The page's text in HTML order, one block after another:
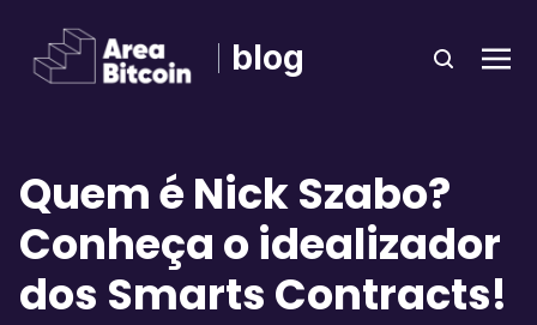
blog
Quem é Nick Szabo?
Conheça o idealizador
dos Smarts Contracts!